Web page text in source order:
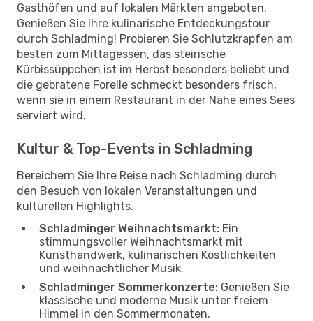
Gasthöfen und auf lokalen Märkten angeboten.
Genießen Sie Ihre kulinarische Entdeckungstour
durch Schladming! Probieren Sie Schlutzkrapfen am
besten zum Mittagessen, das steirische
Kürbissüppchen ist im Herbst besonders beliebt und
die gebratene Forelle schmeckt besonders frisch,
wenn sie in einem Restaurant in der Nähe eines Sees
serviert wird.
Kultur & Top-Events in Schladming
Bereichern Sie Ihre Reise nach Schladming durch
den Besuch von lokalen Veranstaltungen und
kulturellen Highlights.
Schladminger Weihnachtsmarkt: Ein
stimmungsvoller Weihnachtsmarkt mit
Kunsthandwerk, kulinarischen Köstlichkeiten
und weihnachtlicher Musik.
Schladminger Sommerkonzerte: Genießen Sie
klassische und moderne Musik unter freiem
Himmel in den Sommermonaten.